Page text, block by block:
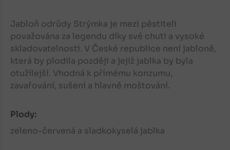
Jabloň odrůdy Strýmka je mezi pěstiteli
považována za legendu díky své chuti a vysoké
skladovatelnosti. V České republice není jabloně,
která by plodila později a jejiž jablka by byla
otužilejší. Vhodná k přímému konzumu,
zavařování, sušení a hlavně moštování.
Plody:
zeleno-červená a sladkokyselá jablka